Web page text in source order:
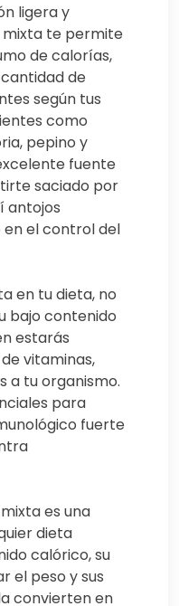
ligera y
te permite
de calorías,
de
según tus
como
pepino y
fuente
saciado por
antojos
en el control del
en tu dieta, no
bajo contenido
estarás
vitaminas,
a tu organismo.
para
fuerte
es una
dieta
calórico, su
el peso y sus
convierten en